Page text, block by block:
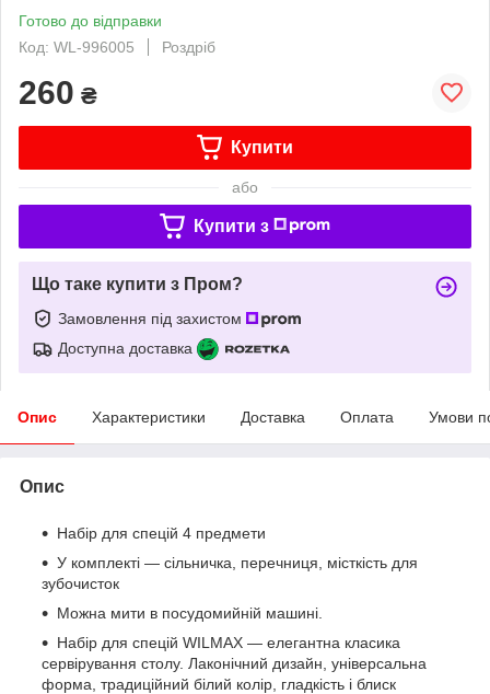
Готово до відправки
Код: WL-996005
Роздріб
260 ₴
Купити
або
Купити з
Що таке купити з Пром?
Замовлення під захистом
Доступна доставка
Опис Характеристики Доставка Оплата Умови
Опис
Набір для спецій 4 предмети
У комплекті — сільничка, перечниця, місткість для
зубочисток
Можна мити в посудомийній машині.
Набір для спецій WILMAX — елегантна класика
сервірування столу. Лаконічний дизайн, універсальна
форма, традиційний білий колір, гладкість і блиск